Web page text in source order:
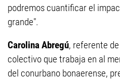
podremos cuantificar el
grande".
Carolina Abregú, referente de
colectivo que trabaja en al
del conurbano bonaerense,